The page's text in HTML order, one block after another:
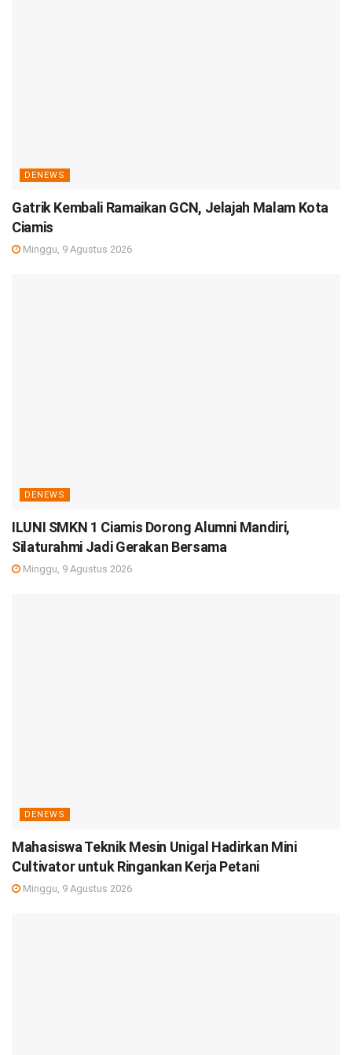
DENEWS
Gatrik Kembali Ramaikan GCN, Jelajah Malam Kota
Ciamis
Minggu, 9 Agustus 2026
DENEWS
ILUNI SMKN 1 Ciamis Dorong Alumni Mandiri,
Silaturahmi Jadi Gerakan Bersama
Minggu, 9 Agustus 2026
DENEWS
Mahasiswa Teknik Mesin Unigal Hadirkan Mini
Cultivator untuk Ringankan Kerja Petani
Minggu, 9 Agustus 2026